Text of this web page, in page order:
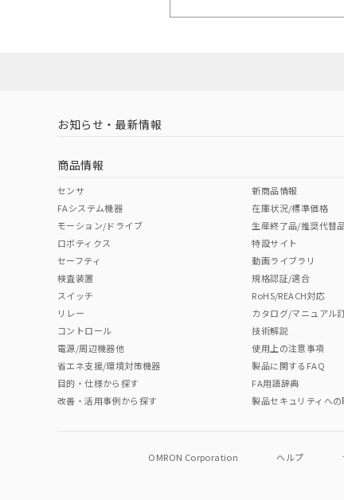
お知らせ・最新情報
商品情報
センサ
FAシステム機器
モーション/ドライブ
ロボティクス
セーフティ
検査装置
スイッチ
リレー
コントロール
電源/周辺機器他
省エネ支援/環境対策機器
目的・仕様から探す
改善・活用事例から探す
新商品情報
在庫状況/標準価格
生産終了品/推奨代替
特設サイト
動画ライブラリ
規格認証/適合
RoHS/REACH対応
カタログ/マニュアル
技術解説
使用上の注意事項
製品に関するFAQ
FA用語辞典
製品セキュリティへ
OMRON Corporation ヘルプ